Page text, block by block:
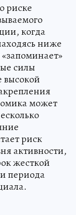
риске
когда
ниже
силы
высокой
может
риск
активности,
жесткой
периода